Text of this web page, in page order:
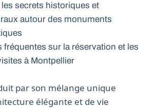
secrets historiques et
autour des monuments
fréquentes sur la réservation et les
à Montpellier
par son mélange unique
élégante et de vie